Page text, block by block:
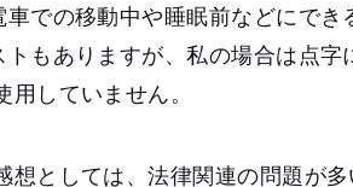
での移動中や睡眠前などにでき
もありますが、私の場合は点字
していません。
想としては、法律関連の問題が